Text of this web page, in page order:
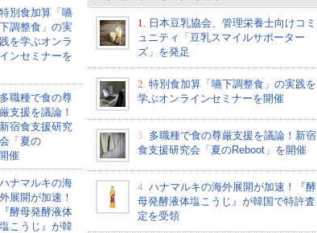
特別食加算「嚥
下調整食」の実
践を学ぶオンラ
インセミナーを
多職種で食の尊
厳支援を議論！
新宿食支援研究
会「夏の
催
ハナマルキの海
外展開が加速！
『酵母発酵液体
塩こうじ』が韓
1.
日本豆乳協会、管理栄養士向けコミ
ュニティ「豆乳スマイルサポーター
ズ」を発足
2. 特別食加算「嚥下調整食」の実践を
学ぶオンラインセミナーを開催
3. 多職種で食の尊厳支援を議論！新宿
食支援研究会「夏のReboot」を開催
4. ハナマルキの海外展開が加速！『酵
母発酵液体塩こうじ』が韓国で特許査
定を受領